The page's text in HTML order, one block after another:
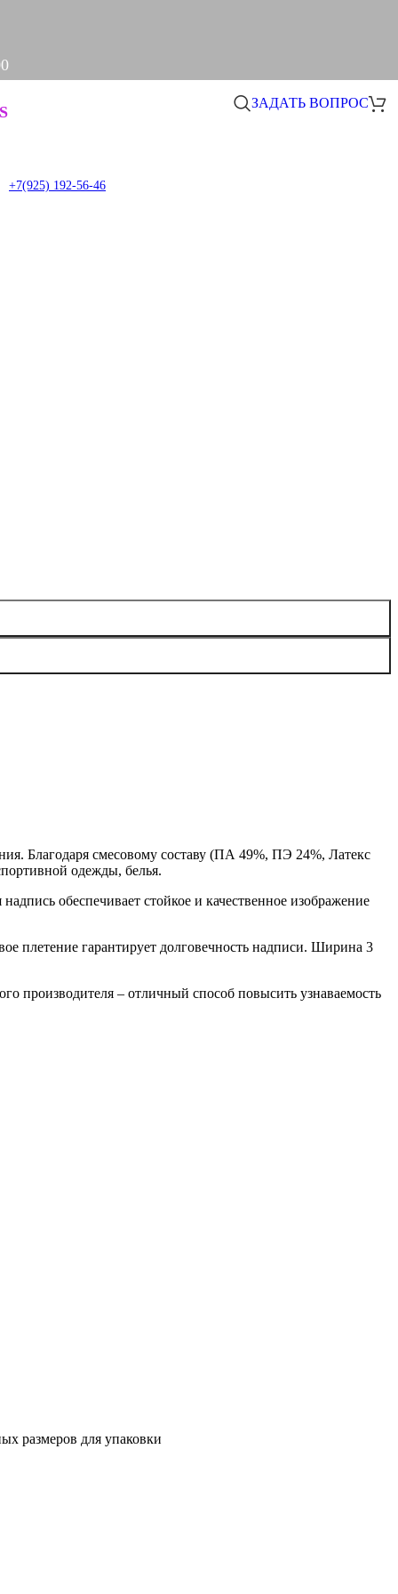
+7(925) 192-56-46
ЗАДАТЬ ВОПРОС
Благодаря смесовому составу (ПА 49%, ПЭ 24%, Латекс
одежды, белья.
обеспечивает стойкое и качественное изображение
плетение гарантирует долговечность надписи. Ширина 3
производителя – отличный способ повысить узнаваемость
размеров для упаковки